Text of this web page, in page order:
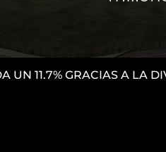
UN 11.7% GRACIAS A LA